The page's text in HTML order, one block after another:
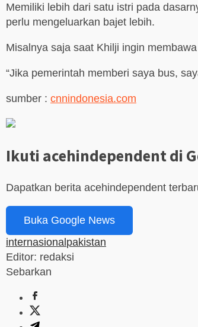
Memiliki lebih dari satu istri pada
perlu mengeluarkan bajet lebih.
Misalnya saja saat Khilji ingin
“Jika pemerintah memberi saya bus,
sumber : cnnindonesia.com
Ikuti acehindependent di
Dapatkan berita acehindependent
Buka Google News
internasionalpakistan
Editor: redaksi
Sebarkan